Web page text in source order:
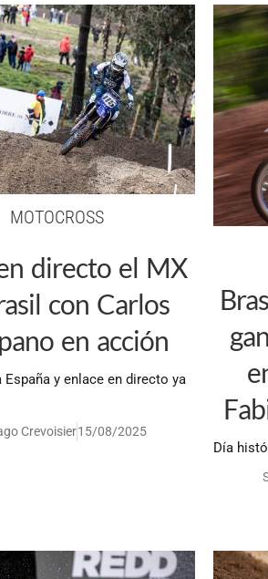
MOTOCROSS
directo el MX
con Carlos
en acción
España y enlace en directo ya
Crevoisier15/08/2025
Día